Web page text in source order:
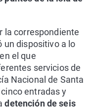
la correspondiente
un dispositivo a lo
el que
servicios de
Nacional de Santa
entradas y
detención de seis